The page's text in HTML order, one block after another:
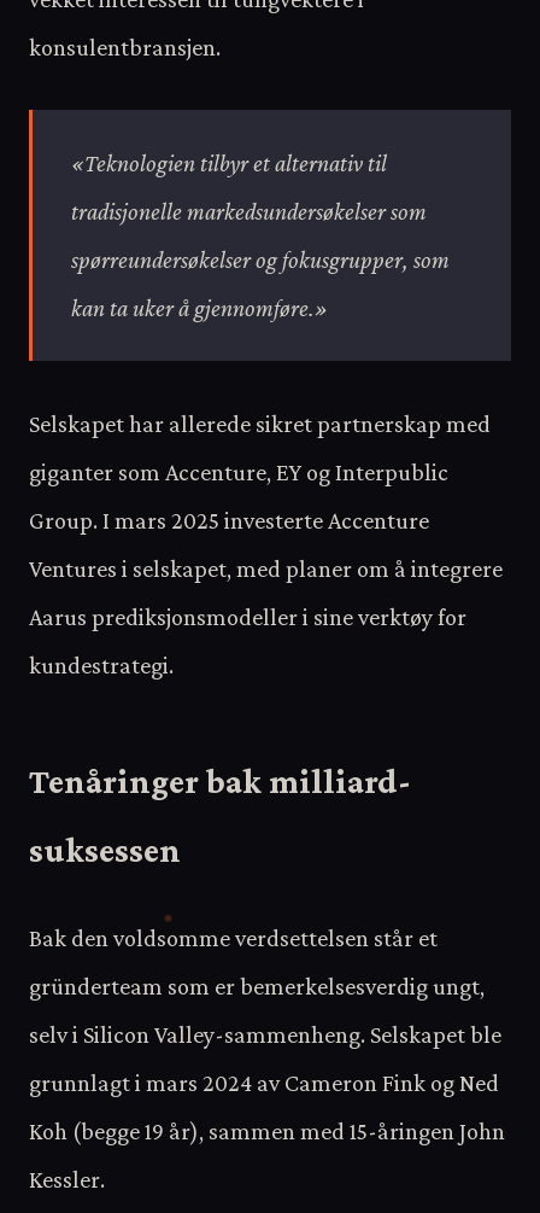
konsulentbransjen.
«Teknologien tilbyr et alternativ til
tradisjonelle markedsundersøkelser som
spørreundersøkelser og fokusgrupper, som
kan ta uker å gjennomføre.»
Selskapet har allerede sikret partnerskap med
giganter som Accenture, EY og Interpublic
Group. I mars 2025 investerte Accenture
Ventures i selskapet, med planer om å integrere
Aarus prediksjonsmodeller i sine verktøy for
kundestrategi.
Tenåringer bak milliard-
suksessen
Bak den voldsomme verdsettelsen står et
gründerteam som er bemerkelsesverdig ungt,
selv i Silicon Valley-sammenheng. Selskapet ble
grunnlagt i mars 2024 av Cameron Fink og Ned
Koh (begge 19 år), sammen med 15-åringen John
Kessler.